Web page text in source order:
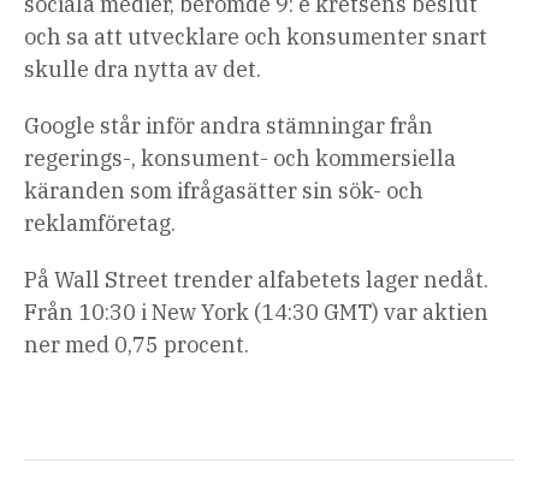
och sa att utvecklare och konsumenter snart
skulle dra nytta av det.
Google står inför andra stämningar från
regerings-, konsument- och kommersiella
käranden som ifrågasätter sin sök- och
reklamföretag.
På Wall Street trender alfabetets lager nedåt.
Från 10:30 i New York (14:30 GMT) var aktien
ner med 0,75 procent.